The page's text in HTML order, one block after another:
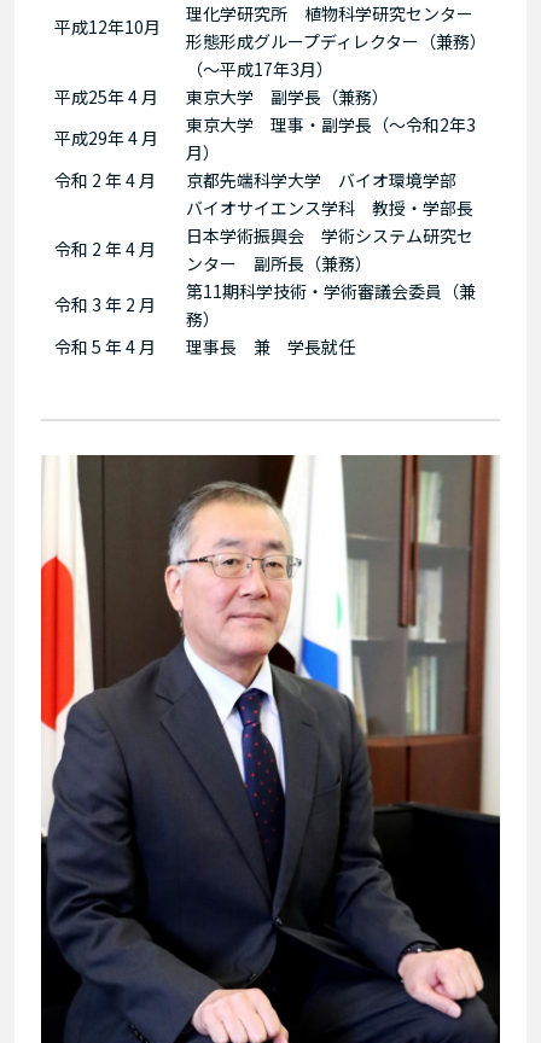
平成12年10月
理化学研究所 植物科学研究センター
形態形成グループディレクター（兼務）
（～平成17年3月）
平成25年 4 月
東京大学 副学長（兼務）
平成29年 4 月
東京大学 理事・副学長（～令和2年3
月）
令和 2 年 4 月
京都先端科学大学 バイオ環境学部
バイオサイエンス学科 教授・学部長
令和 2 年 4 月
日本学術振興会 学術システム研究セ
ンター 副所長（兼務）
令和 3 年 2 月
第11期科学技術・学術審議会委員（兼
務）
令和 5 年 4 月
理事長 兼 学長就任